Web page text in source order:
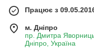
Працює з
м. Дніпро
пр. Дмитра
Дніпро, Україна